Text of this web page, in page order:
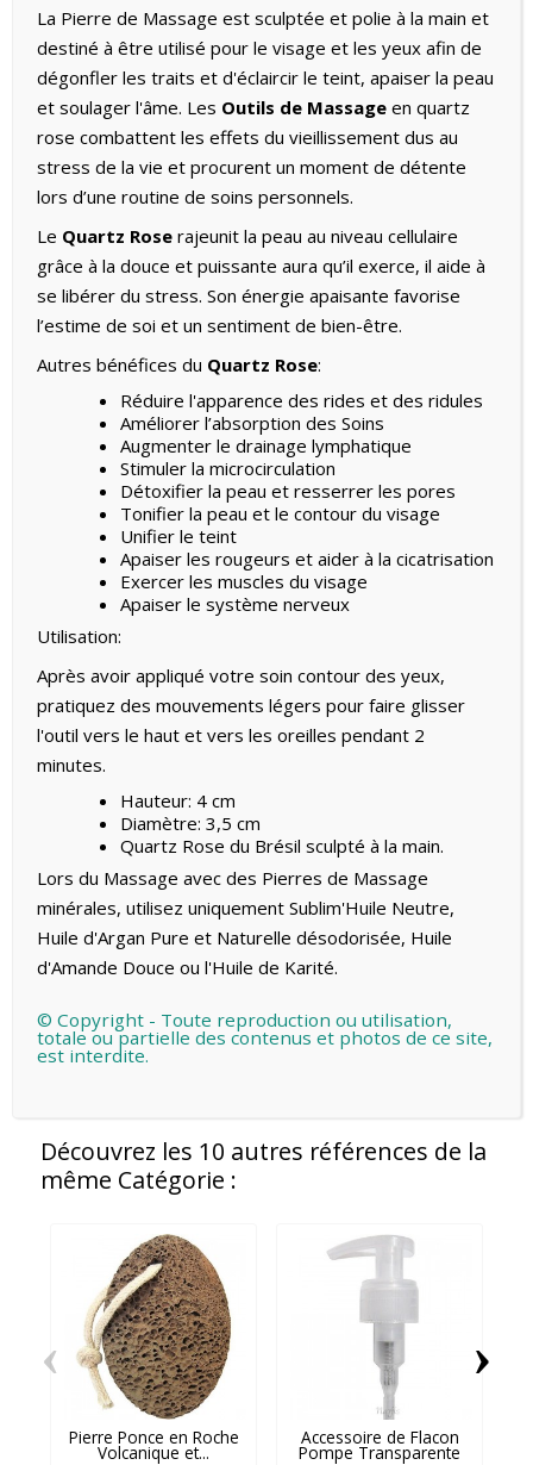
La Pierre de Massage est sculptée et polie à la main et
destiné à être utilisé pour le visage et les yeux afin de
dégonfler les traits et d'éclaircir le teint, apaiser la peau
et soulager l'âme. Les Outils de Massage en quartz
rose combattent les effets du vieillissement dus au
stress de la vie et procurent un moment de détente
lors d’une routine de soins personnels.
Le Quartz Rose rajeunit la peau au niveau cellulaire
grâce à la douce et puissante aura qu’il exerce, il aide à
se libérer du stress. Son énergie apaisante favorise
l’estime de soi et un sentiment de bien-être.
Autres bénéfices du Quartz Rose:
Réduire l'apparence des rides et des ridules
Améliorer l’absorption des Soins
Augmenter le drainage lymphatique
Stimuler la microcirculation
Détoxifier la peau et resserrer les pores
Tonifier la peau et le contour du visage
Unifier le teint
Apaiser les rougeurs et aider à la cicatrisation
Exercer les muscles du visage
Apaiser le système nerveux
Utilisation:
Après avoir appliqué votre soin contour des yeux,
pratiquez des mouvements légers pour faire glisser
l'outil vers le haut et vers les oreilles pendant 2
minutes.
Hauteur: 4 cm
Diamètre: 3,5 cm
Quartz Rose du Brésil sculpté à la main.
Lors du Massage avec des Pierres de Massage
minérales, utilisez uniquement Sublim'Huile Neutre,
Huile d'Argan Pure et Naturelle désodorisée, Huile
d'Amande Douce ou l'Huile de Karité.
© Copyright - Toute reproduction ou utilisation,
totale ou partielle des contenus et photos de ce site,
est interdite.
Découvrez les 10 autres références de la
même Catégorie :
Pierre Ponce en Roche
Volcanique et...
Accessoire de Flacon
Pompe Transparente
‹ ›